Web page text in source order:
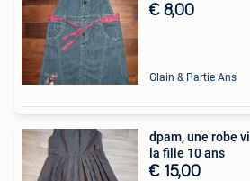
€ 8,00
Glain & Partie Ans
dpam, une robe
la fille 10 ans
€ 15,00